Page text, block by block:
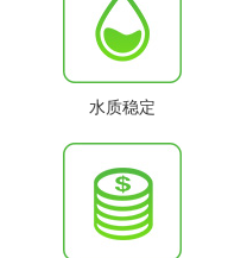
水质稳定